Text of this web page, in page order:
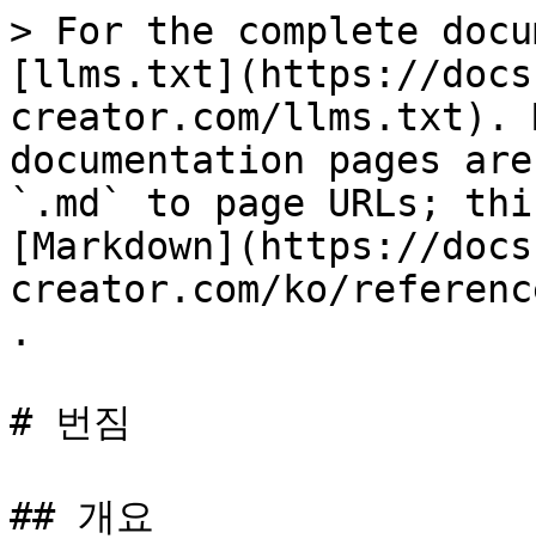
> For the complete
[llms.txt](https://
creator.com/llms.txt).
documentation pages
`.md` to page URLs;
[Markdown](https://
creator.com/ko/
.
# 번짐
## 개요